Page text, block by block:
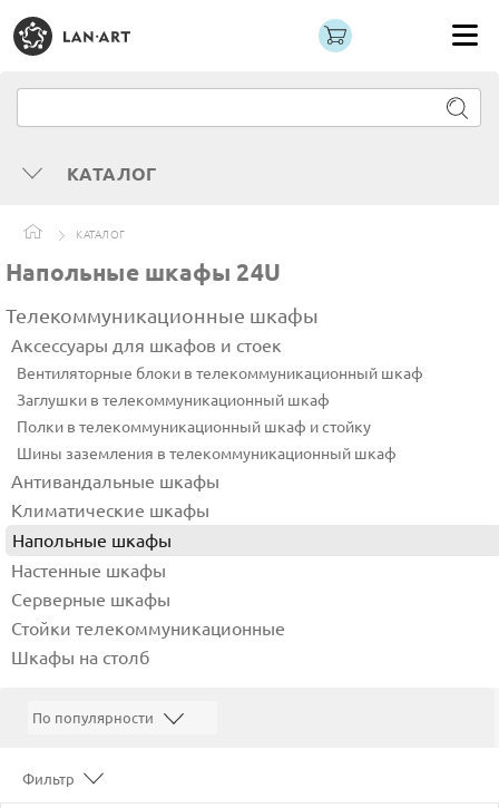
КАТАЛОГ
КАТАЛОГ
Напольные шкафы 24U
Телекоммуникационные шкафы
Аксессуары для шкафов и стоек
Вентиляторные блоки в телекоммуникационный шкаф
Заглушки в телекоммуникационный шкаф
Полки в телекоммуникационный шкаф и стойку
Шины заземления в телекоммуникационный шкаф
Антивандальные шкафы
Климатические шкафы
Напольные шкафы
Настенные шкафы
Серверные шкафы
Стойки телекоммуникационные
Шкафы на столб
Фильтр